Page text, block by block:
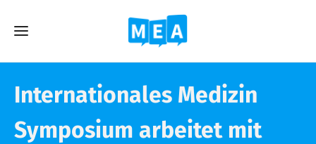
Internationales Medizin
Symposium arbeitet mit